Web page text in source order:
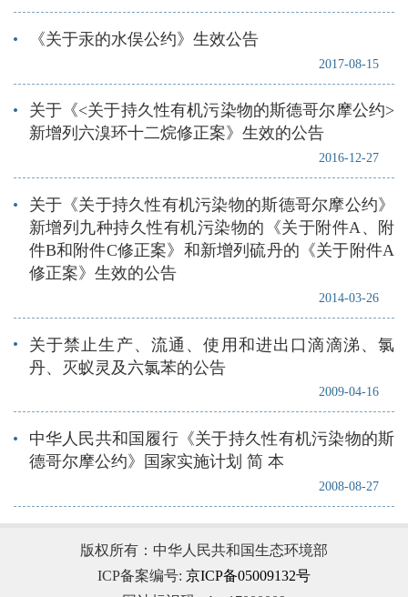
2017-08-15
《关于汞的水俣公约》生效公告
2016-12-27
关于《<关于持久性有机污染物的斯德哥尔摩公约>
新增列六溴环十二烷修正案》生效的公告
2014-03-26
关于《关于持久性有机污染物的斯德哥尔摩公约》
新增列九种持久性有机污染物的《关于附件A、附
件B和附件C修正案》和新增列硫丹的《关于附件A
修正案》生效的公告
2009-04-16
关于禁止生产、流通、使用和进出口滴滴涕、氯
丹、灭蚁灵及六氯苯的公告
2008-08-27
中华人民共和国履行《关于持久性有机污染物的斯
德哥尔摩公约》国家实施计划 简 本
版权所有：中华人民共和国生态环境部
ICP备案编号: 京ICP备05009132号